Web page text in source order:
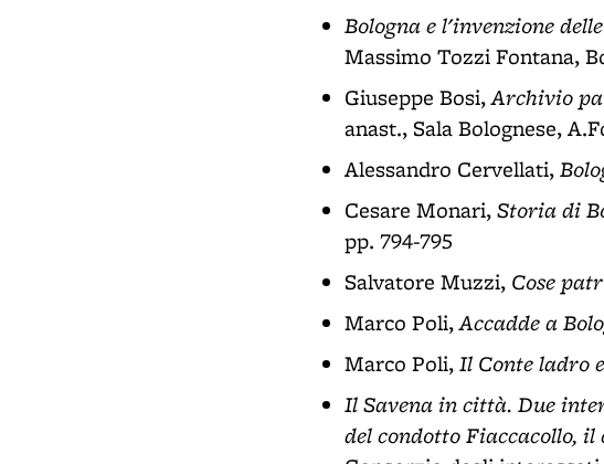
Bologna e l'invenzione
Massimo Tozzi Fontana,
Giuseppe Bosi,Archivio
anast., Sala Bolognese,
Alessandro Cervellati,
Cesare Monari,Storia di
pp. 794-795
Salvatore Muzzi, Cose
Marco Poli,Accadde a
Marco Poli,Il Conte ladro
Il Savena in città. Due
del condotto Fiaccacollo,